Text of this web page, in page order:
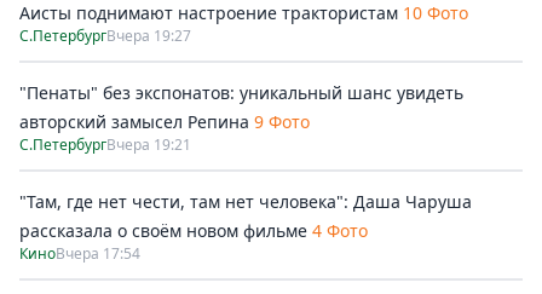
Аисты поднимают настроение трактористам 10 Фото
С.ПетербургВчера 19:27
"Пенаты" без экспонатов: уникальный шанс увидеть
авторский замысел Репина 9 Фото
С.ПетербургВчера 19:21
"Там, где нет чести, там нет человека": Даша Чаруша
рассказала о своём новом фильме 4 Фото
КиноВчера 17:54